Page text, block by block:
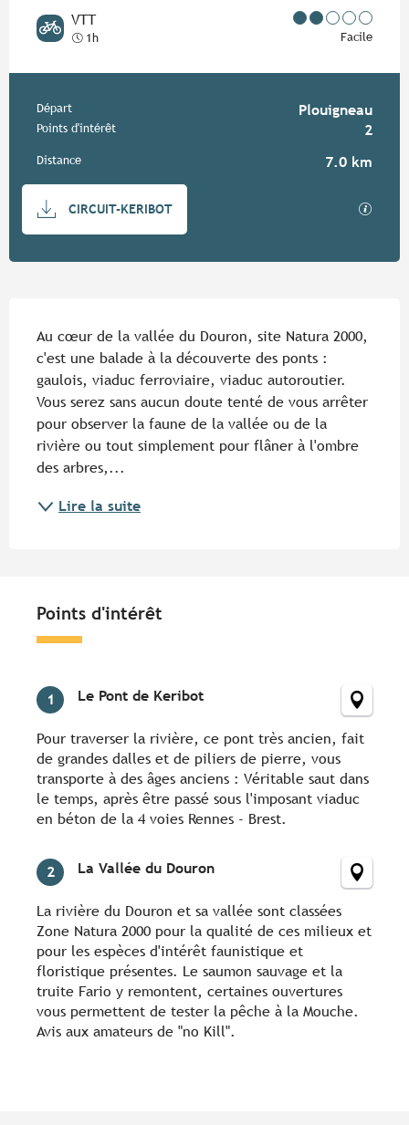
VTT
1h Facile
Informations pratiques
Départ Plouigneau
Points d'intérêt 2
Distance 7.0 km
Documentation
CIRCUIT-KERIBOT
Au cœur de la vallée du Douron, site Natura 2000,
c'est une balade à la découverte des ponts :
gaulois, viaduc ferroviaire, viaduc autoroutier.
Vous serez sans aucun doute tenté de vous arrêter
pour observer la faune de la vallée ou de la
rivière ou tout simplement pour flâner à l'ombre
des arbres,...
Lire la suite
Points d'intérêt
1 Le Pont de Keribot
Pour traverser la rivière, ce pont très ancien, fait
de grandes dalles et de piliers de pierre, vous
transporte à des âges anciens : Véritable saut dans
le temps, après être passé sous l'imposant viaduc
en béton de la 4 voies Rennes - Brest.
2 La Vallée du Douron
La rivière du Douron et sa vallée sont classées
Zone Natura 2000 pour la qualité de ces milieux et
pour les espèces d'intérêt faunistique et
floristique présentes. Le saumon sauvage et la
truite Fario y remontent, certaines ouvertures
vous permettent de tester la pêche à la Mouche.
Avis aux amateurs de "no Kill".